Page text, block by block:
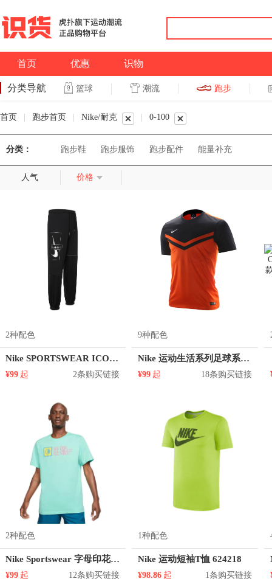
首页 优惠 识物
分类导航 篮球 潮流 跑步
首页 跑步首页 Nike/耐克 0-100
分类： 跑步鞋 跑步服饰 跑步配件 能量补充
人气 价格
2种配色
Nike SPORTSWEAR ICON CLASH 起绒保暖运动长裤 男女同款 DM1750
¥99 起 2条购买链接
9种配色
Nike 运动生活系列足球系列Dri-FIT撞色圆领短袖T恤 608023
¥99 起 18条购买链接
2种配色
Nike Sportswear 字母印花Logo运动圆领短袖T恤 男女同款 DH7486
¥99 起 12条购买链接
1种配色
Nike 运动短袖T恤 624218
¥98.86 起 1条购买链接